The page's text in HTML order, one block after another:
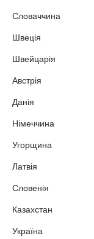
Словаччина
Швеція
Швейцарія
Австрія
Данія
Німеччина
Угорщина
Латвія
Словенія
Казахстан
Україна